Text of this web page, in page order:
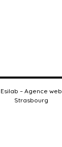
Esilab – Agence web
Strasbourg